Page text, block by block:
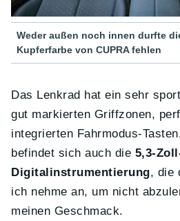
Weder außen noch innen durfte
Kupferfarbe von CUPRA fehlen
Das Lenkrad hat ein sehr
gut markierten Griffzonen,
integrierten Fahrmodus-
befindet sich auch die 5,3-
Digitalinstrumentierung, die
ich nehme an, um nicht
meinen Geschmack.